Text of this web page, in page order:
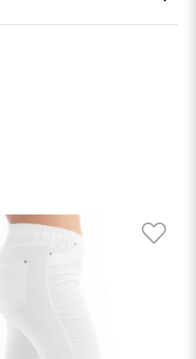
İNDIRIM